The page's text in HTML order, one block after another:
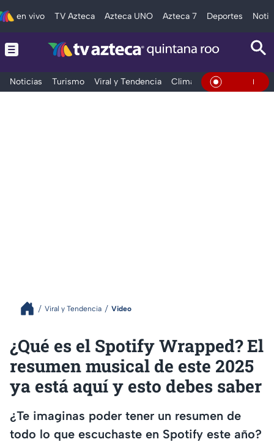
en vivo TV Azteca Azteca UNO Azteca 7 Deportes
Noticias Turismo Viral y Tendencia Clima Tráfico En Vivo
Viral y Tendencia Video
¿Qué es el Spotify Wrapped? El
resumen musical de este 2025
ya está aquí y esto debes saber
¿Te imaginas poder tener un resumen de
todo lo que escuchaste en Spotify este año?